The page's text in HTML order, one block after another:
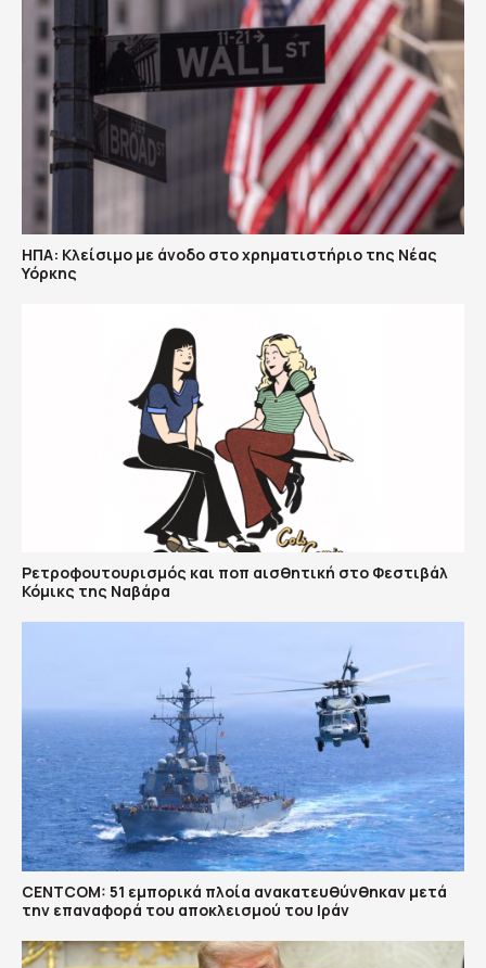
ΗΠΑ: Κλείσιμο με άνοδο στο χρηματιστήριο της Νέας
Υόρκης
Ρετροφουτουρισμός και ποπ αισθητική στο Φεστιβάλ
Κόμικς της Ναβάρα
CENTCOM: 51 εμπορικά πλοία ανακατευθύνθηκαν μετά
την επαναφορά του αποκλεισμού του Ιράν